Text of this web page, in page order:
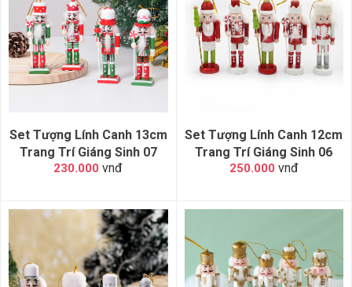
Set Tượng Lính Canh 13cm
Trang Trí Giáng Sinh 07
230.000 vnđ
Set Tượng Lính Canh 12cm
Trang Trí Giáng Sinh 06
250.000 vnđ